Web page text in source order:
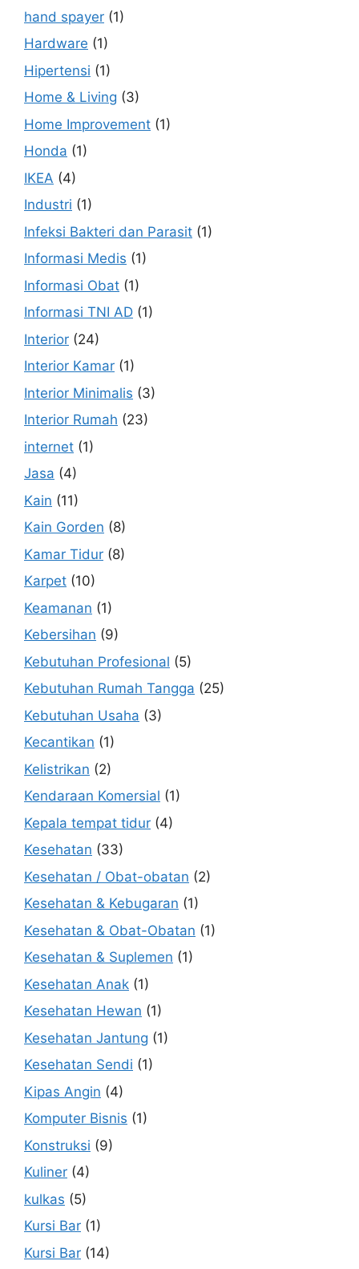
hand spayer (1)
Hardware (1)
Hipertensi (1)
Home & Living (3)
Home Improvement (1)
Honda (1)
IKEA (4)
Industri (1)
Infeksi Bakteri dan Parasit (1)
Informasi Medis (1)
Informasi Obat (1)
Informasi TNI AD (1)
Interior (24)
Interior Kamar (1)
Interior Minimalis (3)
Interior Rumah (23)
internet (1)
Jasa (4)
Kain (11)
Kain Gorden (8)
Kamar Tidur (8)
Karpet (10)
Keamanan (1)
Kebersihan (9)
Kebutuhan Profesional (5)
Kebutuhan Rumah Tangga (25)
Kebutuhan Usaha (3)
Kecantikan (1)
Kelistrikan (2)
Kendaraan Komersial (1)
Kepala tempat tidur (4)
Kesehatan (33)
Kesehatan / Obat-obatan (2)
Kesehatan & Kebugaran (1)
Kesehatan & Obat-Obatan (1)
Kesehatan & Suplemen (1)
Kesehatan Anak (1)
Kesehatan Hewan (1)
Kesehatan Jantung (1)
Kesehatan Sendi (1)
Kipas Angin (4)
Komputer Bisnis (1)
Konstruksi (9)
Kuliner (4)
kulkas (5)
Kursi Bar (1)
Kursi Bar (14)